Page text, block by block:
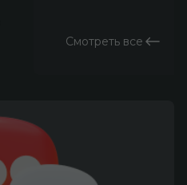
Смотреть все